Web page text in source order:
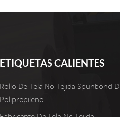
ETIQUETAS CALIENTES
Rollo De Tela No Tejida Spunbond
Polipropileno